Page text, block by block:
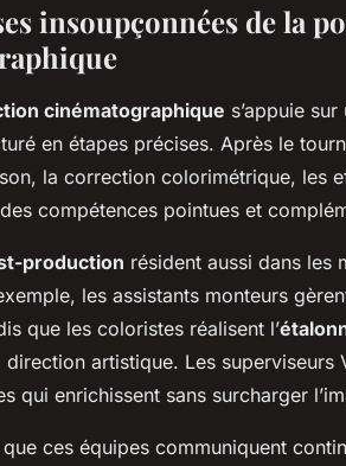
insoupçonnées de la
cinématographique s’appuie sur
en étapes précises. Après le
la correction colorimétrique, les
compétences pointues et
production résident aussi dans les
les assistants monteurs
que les coloristes réalisent l’
direction artistique. Les superviseurs
qui enrichissent sans surcharger
ces équipes communiquent